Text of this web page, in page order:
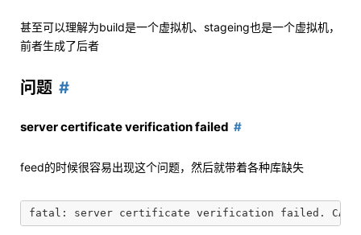
甚至可以理解为build是一个虚拟机、stageing也是一个虚拟机，
前者生成了后者
问题
server certificate verification failed
feed的时候很容易出现这个问题，然后就带着各种库缺失